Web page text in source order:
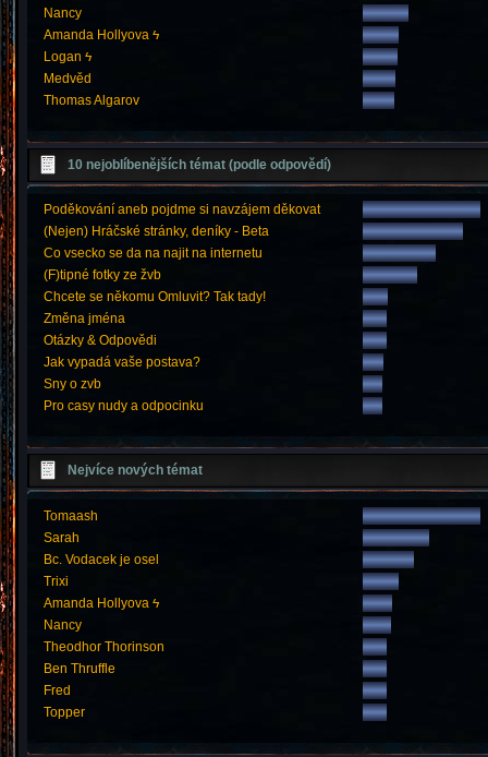
Nancy
Amanda Hollyova ϟ
Logan ϟ
Medvěd
Thomas Algarov
10 nejoblíbenějších témat (podle odpovědí)
Poděkování aneb pojdme si navzájem děkovat
(Nejen) Hráčské stránky, deníky - Beta
Co vsecko se da na najit na internetu
(F)tipné fotky ze žvb
Chcete se někomu Omluvit? Tak tady!
Změna jména
Otázky & Odpovědi
Jak vypadá vaše postava?
Sny o zvb
Pro casy nudy a odpocinku
Nejvíce nových témat
Tomaash
Sarah
Bc. Vodacek je osel
Trixi
Amanda Hollyova ϟ
Nancy
Theodhor Thorinson
Ben Thruffle
Fred
Topper